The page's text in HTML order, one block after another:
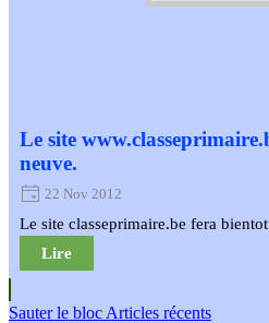
Le site
neuve.
22 Nov 2012
Le site classeprimaire.be fera
Lire
Sauter le bloc Articles récents